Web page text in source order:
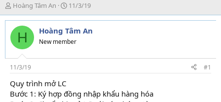
T
h
r
e
d
s
t
a
r
t
Hoàng Tâm An
N
g
à
y
g
i
11/3/19
H Hoàng Tâm An
New member
11/3/19 #1
Quy trình mở LC
Bước 1: Ký hợp đồng nhập khẩu hàng hóa